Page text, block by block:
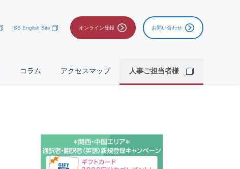
ISS English Site オンライン登録 お問い合わせ
コラム アクセスマップ 人事ご担当者様